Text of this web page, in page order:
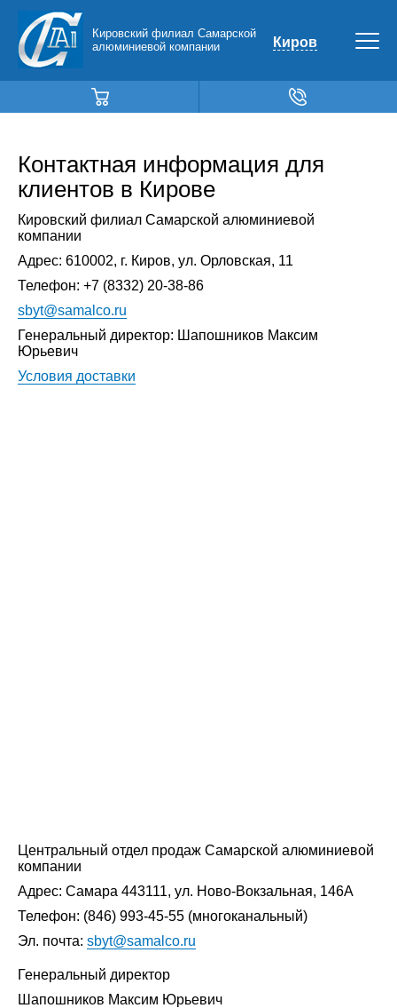
Кировский филиал Самарской
алюминиевой компании
Киров
Контактная информация для
клиентов в Кирове
Кировский филиал Самарской алюминиевой
компании
Адрес: 610002, г. Киров, ул. Орловская, 11
Телефон: +7 (8332) 20-38-86
sbyt@samalco.ru
Генеральный директор: Шапошников Максим
Юрьевич
Условия доставки
Центральный отдел продаж Самарской алюминиевой
компании
Адрес: Самара 443111, ул. Ново-Вокзальная, 146А
Телефон: (846) 993-45-55 (многоканальный)
Эл. почта: sbyt@samalco.ru
Генеральный директор
Шапошников Максим Юрьевич